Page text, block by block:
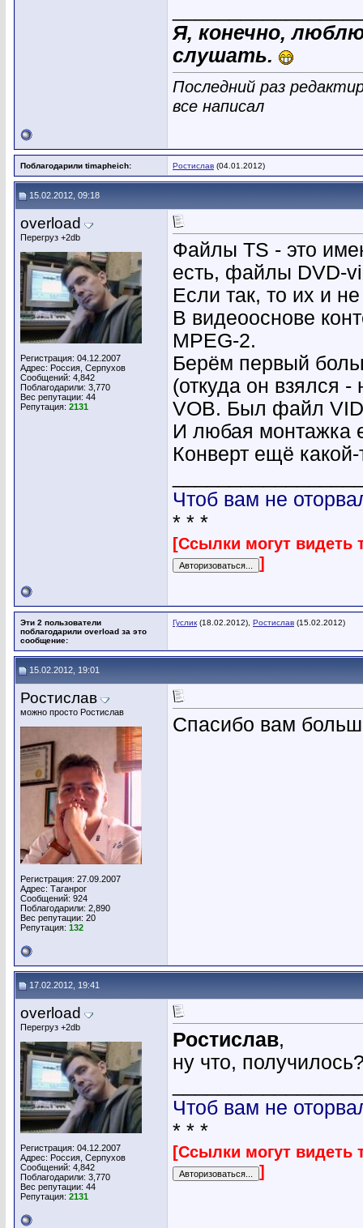
Я, конечно,
слушать.
Последний раз
все написал
Поблагодарили timapheich: Ростислав (04.01.2012)
15.02.2012, 09:18
overload
Перегруз +2db
Регистрация: 04.12.2007
Адрес: Россия, Серпухов
Сообщений: 4,842
Поблагодарили: 3,770
Вес репутации: 44
Репутация: 2131
Файлы TS - это
есть, файлы DVD-
Если так, то их и
В видеооснове
MPEG-2.
Берём первый
(откуда он взялся
VOB. Был файл
И любая монтажка
Конверт ещё
Чтоб вам не
* * *
[Ссылки могут видеть
]
Эти 2 пользователи
поблагодарили overload за это
сообщение:
Гуслик (18.02.2012), Ростислав (15.02.2012)
15.02.2012, 19:01
Ростислав
можно просто Ростислав
Регистрация: 27.09.2007
Адрес: Таганрог
Сообщений: 924
Поблагодарили: 2,890
Вес репутации: 20
Репутация: 132
Спасибо вам
17.02.2012, 19:41
overload
Перегруз +2db
Регистрация: 04.12.2007
Адрес: Россия, Серпухов
Сообщений: 4,842
Поблагодарили: 3,770
Вес репутации: 44
Репутация: 2131
Ростислав,
ну что,
Чтоб вам не
* * *
[Ссылки могут видеть
]